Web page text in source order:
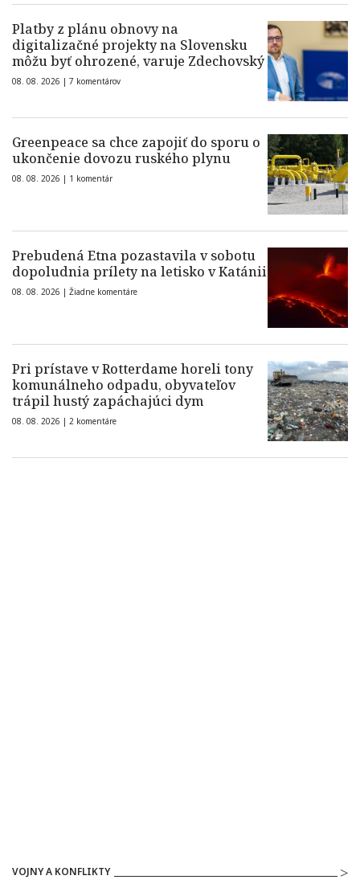
Platby z plánu obnovy na
digitalizačné projekty na Slovensku
môžu byť ohrozené, varuje Zdechovský
08. 08. 2026 | 7 komentárov
Greenpeace sa chce zapojiť do sporu o
ukončenie dovozu ruského plynu
08. 08. 2026 | 1 komentár
Prebudená Etna pozastavila v sobotu
dopoludnia prílety na letisko v Katánii
08. 08. 2026 | Žiadne komentáre
Pri prístave v Rotterdame horeli tony
komunálneho odpadu, obyvateľov
trápil hustý zapáchajúci dym
08. 08. 2026 | 2 komentáre
VOJNY A KONFLIKTY